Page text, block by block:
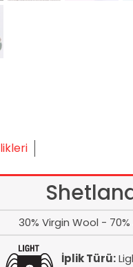
30% Virgin Wool -
İplik Türü: